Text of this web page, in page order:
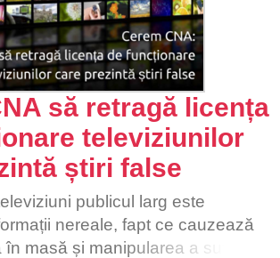
să retragă licența
televiziunilor
știri false
publicul larg este
nereale, fapt ce cauzează
masă și manipularea a sute de